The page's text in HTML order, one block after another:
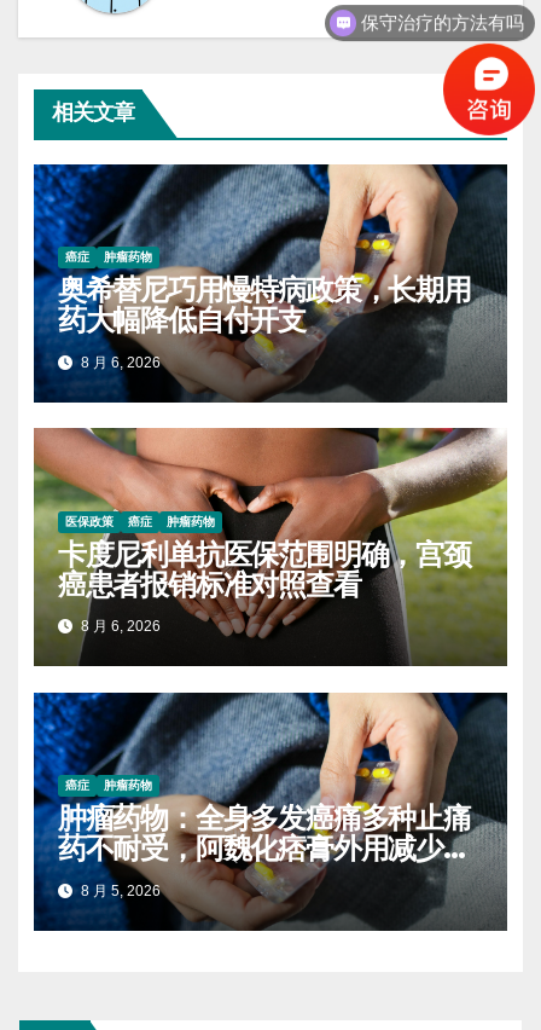
相关文章
癌症 肿瘤药物
奥希替尼巧用慢特病政策，长期用
药大幅降低自付开支
8 月 6, 2026
医保政策 癌症 肿瘤药物
卡度尼利单抗医保范围明确，宫颈
癌患者报销标准对照查看
8 月 6, 2026
癌症 肿瘤药物
肿瘤药物：全身多发癌痛多种止痛
药不耐受，阿魏化痞膏外用减少口
服药量的实操案例
8 月 5, 2026
保守治疗的方法有吗